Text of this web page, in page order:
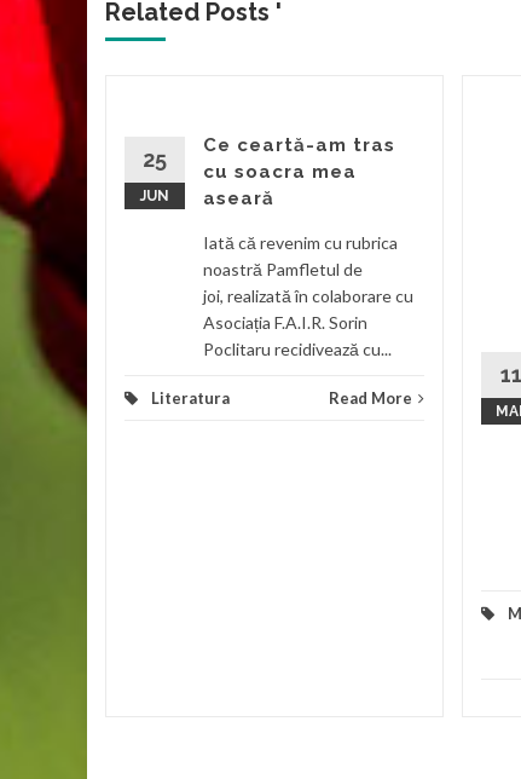
Related Posts '
Novac
luni, 7
25
JUN
Ce ceartă-am tras
cu soacra mea
aseară
Iată că revenim cu rubrica
noastră Pamfletul de
joi, realizată în colaborare cu
Asociația F.A.I.R. Sorin
Poclitaru recidivează cu...
Literatura Read More
11